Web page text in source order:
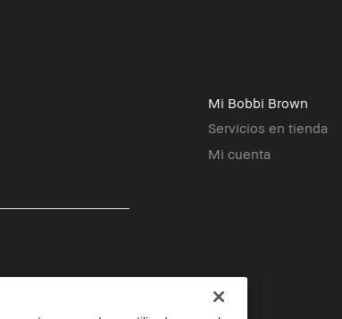
Mi Bobbi Brown
Servicios en tienda
Mi cuenta